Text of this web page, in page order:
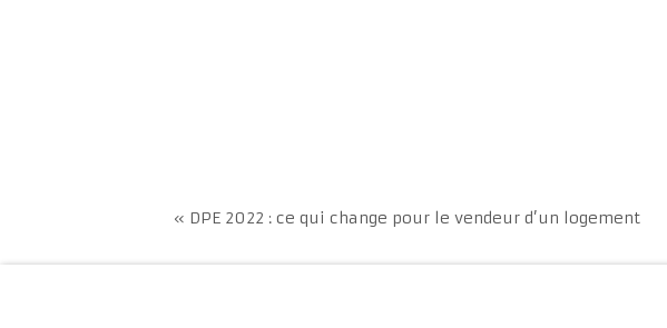
« DPE 2022 : ce qui change pour le vendeur d’un logement